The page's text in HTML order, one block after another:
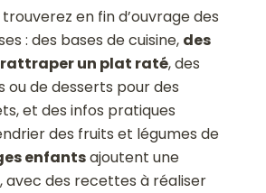
trouverez en fin d’ouvrage des
: des bases de cuisine, des
un plat raté, des
ou de desserts pour des
et des infos pratiques
des fruits et légumes de
enfantsajoutent une
avec des recettes à réaliser